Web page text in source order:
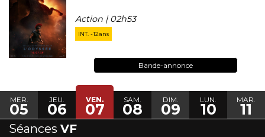
Action | 02h53
INT. -12ans
Bande-annonce
MER.
05
JEU.
06
VEN.
07
SAM.
08
DIM.
09
LUN.
10
MAR.
11
Séances VF